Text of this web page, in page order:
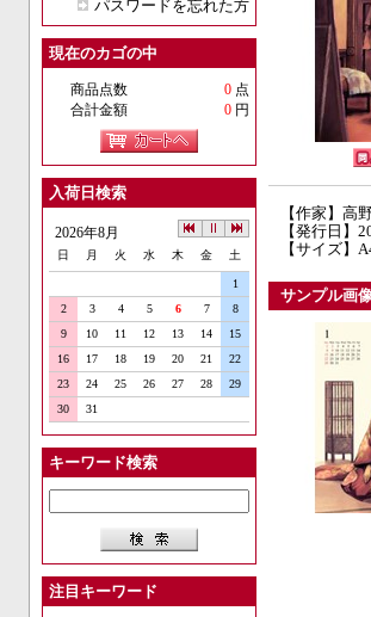
パスワードを忘れた方
現在のカゴの中
商品点数 0 点
合計金額
0 円
入荷日検索
2026年8月
日 月 火 水 木 金 土
1
2
3 4 5 6 7
8
9
10 11 12 13 14
15
16
17 18 19 20 21
22
23
24 25 26 27 28
29
30
31
キーワード検索
注目キーワード
【作家】高
【発行日】
【サイズ】
サンプル画